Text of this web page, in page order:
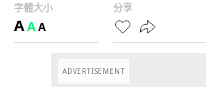
字體大小
AAA
分享
ADVERTISEMENT